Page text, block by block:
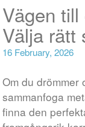
Vägen
Välja rätt
16 February, 2026
Om du drömmer
sammanfoga
finna den